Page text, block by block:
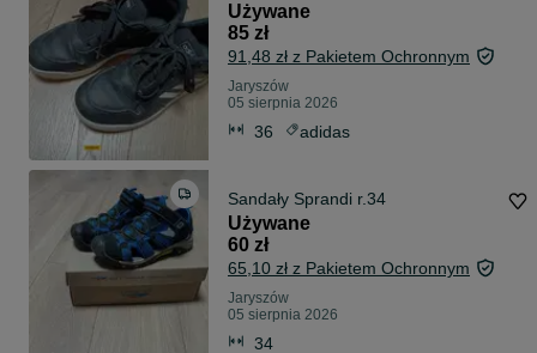
Używane
85 zł
91,48 zł z Pakietem Ochronnym
Jaryszów
05 sierpnia 2026
36 adidas
Sandały Sprandi r.34
Używane
60 zł
65,10 zł z Pakietem Ochronnym
Jaryszów
05 sierpnia 2026
34